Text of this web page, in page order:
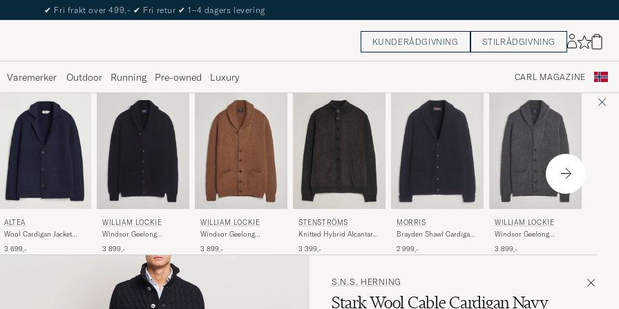
✔ Fri frakt over 499,- ✔ Fri retur ✔ 1–4 dagers levering
KUNDERÅDGIVNING STILRÅDGIVNING
Varemerker Outdoor Running Pre-owned Luxury CARL MAGAZINE
ALTEA
Wool Cardigan Jacket
3 699,-
WILLIAM LOCKIE
Windsor Geelong
Cardigan Navy
3 899,-
WILLIAM LOCKIE
Windsor Geelong
Cardigan Brown
3 899,-
STENSTRÖMS
Knitted Hybrid Alcantara
3 399,-
MORRIS
Brayden Shawl Cardigan
2 999,-
WILLIAM LOCKIE
Windsor Geelong
Cardigan Grey
3 899,-
Melange
S.N.S. HERNING
Stark Wool Cable Cardigan Navy